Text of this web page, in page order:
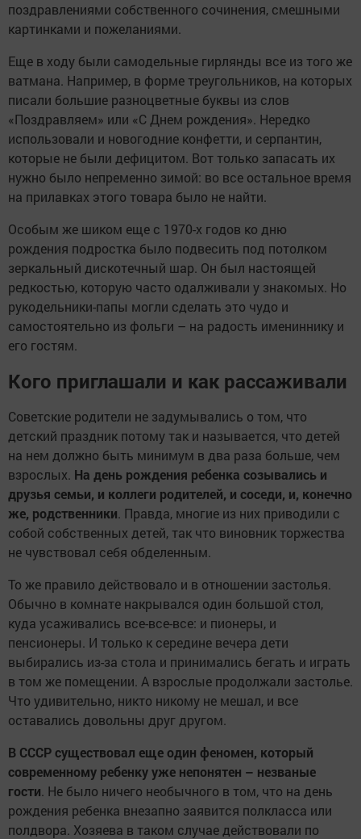
поздравлениями собственного сочинения, смешными
картинками и пожеланиями.
Еще в ходу были самодельные гирлянды все из того же
ватмана. Например, в форме треугольников, на которых
писали большие разноцветные буквы из слов
«Поздравляем» или «С Днем рождения». Нередко
использовали и новогодние конфетти, и серпантин,
которые не были дефицитом. Вот только запасать их
нужно было непременно зимой: во все остальное время
на прилавках этого товара было не найти.
Особым же шиком еще с 1970-х годов ко дню
рождения подростка было подвесить под потолком
зеркальный дискотечный шар. Он был настоящей
редкостью, которую часто одалживали у знакомых. Но
рукодельники-папы могли сделать это чудо и
самостоятельно из фольги – на радость имениннику и
его гостям.
Кого приглашали и как рассаживали
Советские родители не задумывались о том, что
детский праздник потому так и называется, что детей
на нем должно быть минимум в два раза больше, чем
взрослых. На день рождения ребенка созывались и
друзья семьи, и коллеги родителей, и соседи, и, конечно
же, родственники. Правда, многие из них приводили с
собой собственных детей, так что виновник торжества
не чувствовал себя обделенным.
То же правило действовало и в отношении застолья.
Обычно в комнате накрывался один большой стол,
куда усаживались все-все-все: и пионеры, и
пенсионеры. И только к середине вечера дети
выбирались из-за стола и принимались бегать и играть
в том же помещении. А взрослые продолжали застолье.
Что удивительно, никто никому не мешал, и все
оставались довольны друг другом.
В СССР существовал еще один феномен, который
современному ребенку уже непонятен – незваные
гости. Не было ничего необычного в том, что на день
рождения ребенка внезапно заявится полкласса или
полдвора. Хозяева в таком случае действовали по